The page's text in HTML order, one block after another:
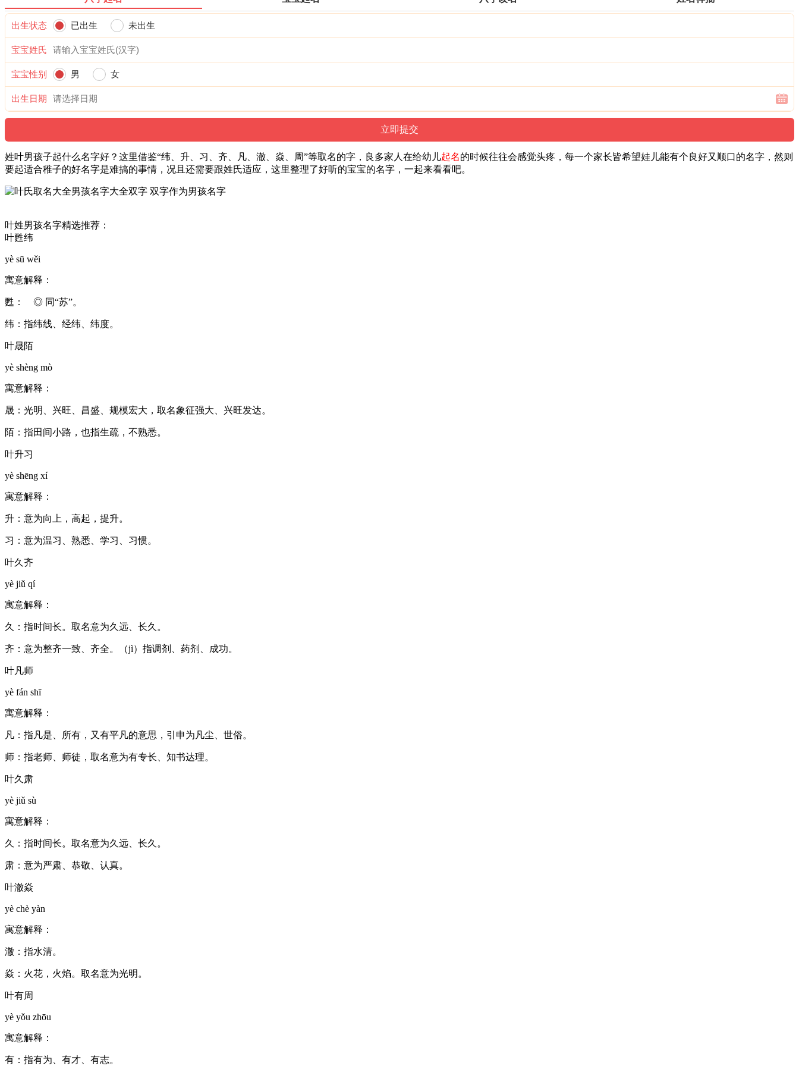
出生状态 已出生 未出生
宝宝姓氏
宝宝性别 男 女
出生日期
姓叶男孩子起什么名字好？这里借鉴“纬、升、习、齐、凡、澈、焱、周”等取名的字，良多家人在给幼儿起名的时候往往会感觉头疼，每一个家长皆希望娃儿能有个良好又顺口的名字，然则
要起适合稚子的好名字是难搞的事情，况且还需要跟姓氏适应，这里整理了好听的宝宝的名字，一起来看看吧。
叶姓男孩名字精选推荐：
叶甦纬
yè sū wěi
寓意解释：
甦： ◎ 同“苏”。
纬：指纬线、经纬、纬度。
叶晟陌
yè shèng mò
寓意解释：
晟：光明、兴旺、昌盛、规模宏大，取名象征强大、兴旺发达。
陌：指田间小路，也指生疏，不熟悉。
叶升习
yè shēng xí
寓意解释：
升：意为向上，高起，提升。
习：意为温习、熟悉、学习、习惯。
叶久齐
yè jiǔ qí
寓意解释：
久：指时间长。取名意为久远、长久。
齐：意为整齐一致、齐全。（jì）指调剂、药剂、成功。
叶凡师
yè fán shī
寓意解释：
凡：指凡是、所有，又有平凡的意思，引申为凡尘、世俗。
师：指老师、师徒，取名意为有专长、知书达理。
叶久肃
yè jiǔ sù
寓意解释：
久：指时间长。取名意为久远、长久。
肃：意为严肃、恭敬、认真。
叶澈焱
yè chè yàn
寓意解释：
澈：指水清。
焱：火花，火焰。取名意为光明。
叶有周
yè yǒu zhōu
寓意解释：
有：指有为、有才、有志。